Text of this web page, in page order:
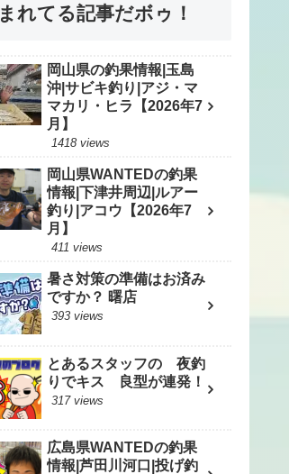
れてる記事だボゥ！
岡山県の釣果情報|玉島
沖|サビキ釣り|アジ・マ
マカリ・ヒラ【2026年7
月】
1418 views
岡山県WANTEDの釣果
情報|下津井周辺|ルアー
釣り|アコウ【2026年7
月】
411 views
暑さ対策の準備はお済み
ですか？ 曙店
393 views
とあるスタッフの 夜釣
りでキス 良型が連発！
317 views
広島県WANTEDの釣果
情報|芦田川河口|投げ釣